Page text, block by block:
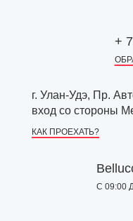
+
г. Улан-Удэ, Пр.
вход со стороны
КАК ПРОЕХАТЬ?
С 09:00